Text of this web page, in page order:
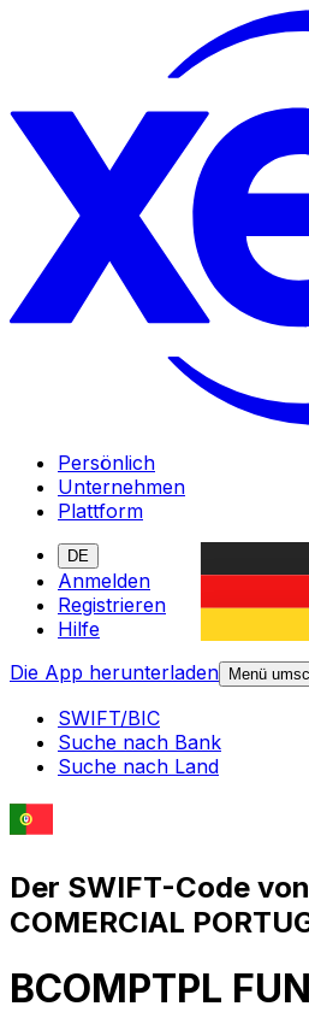
Persönlich
Unternehmen
Plattform
DE
Anmelden
Registrieren
Hilfe
Die App herunterladen
Menü
SWIFT/BIC
Suche nach Bank
Suche nach Land
Der SWIFT-Code
COMERCIAL
BCOMPTPL FUN